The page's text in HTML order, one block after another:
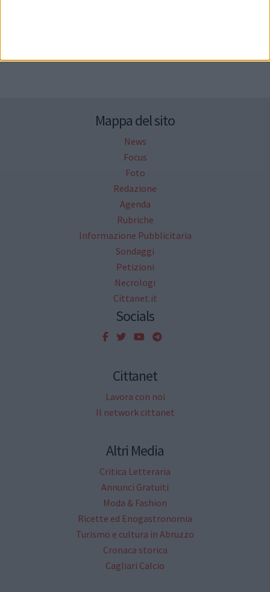
Mappa del sito
News
Focus
Foto
Redazione
Agenda
Rubriche
Informazione Pubblicitaria
Sondaggi
Petizioni
Necrologi
Cittanet.it
Socials
Cittanet
Lavora con noi
Il network cittanet
Altri Media
Critica Letteraria
Annunci Gratuiti
Moda & Fashion
Ricette ed Enogastronomia
Turismo e cultura in Abruzzo
Cronaca storica
Cagliari Calcio